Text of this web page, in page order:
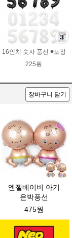
16인치 숫자 풍선 ♥포장
225원
장바구니 담기
엔젤베이비 아기
은박풍선
475원